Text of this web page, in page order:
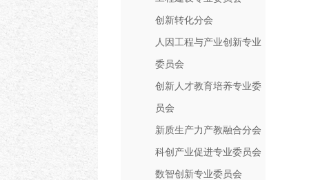
创新转化分会
人因工程与产业创新专业
委员会
创新人才教育培养专业委
员会
新质生产力产教融合分会
科创产业促进专业委员会
数智创新专业委员会